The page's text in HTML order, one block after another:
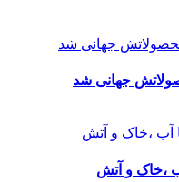
جهانی شد
،خاک و آتش